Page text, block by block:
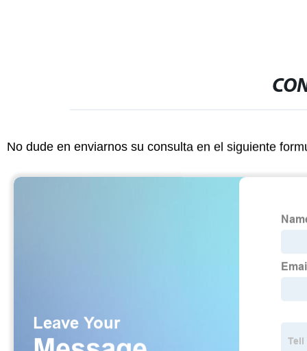
No dude en enviarnos su consulta en el siguiente